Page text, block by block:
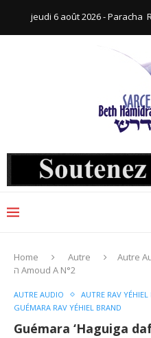
jeudi 6 août 2026 - Paracha
Home Autre Autre
ה Amoud A N°2
AUTRE AUDIO
AUTRE RAV
GUÉMARA RAV YÉHIEL BRAND